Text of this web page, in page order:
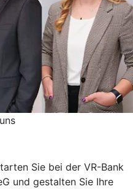
Sie bei der VR-Bank
und gestalten Sie Ihre